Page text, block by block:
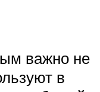
важно не
в